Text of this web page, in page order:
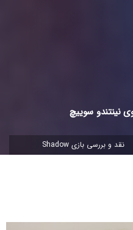
نینتندو سوییچ
نقد و بررسی بازی Shadow
Tactics: Blades of the Shogun